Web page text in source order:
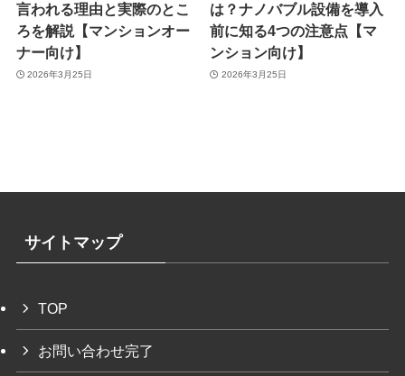
言われる理由と実際のとこ
ろを解説【マンションオー
ナー向け】
2026年3月25日
は？ナノバブル設備を導入
前に知る4つの注意点【マ
ンション向け】
2026年3月25日
サイトマップ
TOP
お問い合わせ完了